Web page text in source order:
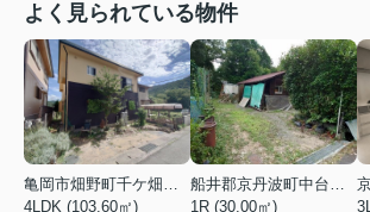
よく見られている物件
亀岡市畑野町千ケ畑高橋
4LDK (103.60㎡)
船井郡京丹波町中台土橋
1R (30.00㎡)